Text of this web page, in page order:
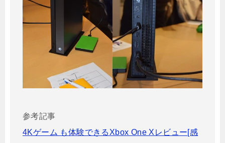
参考記事
4Kゲーム も体験できるXbox One Xレビュー[感